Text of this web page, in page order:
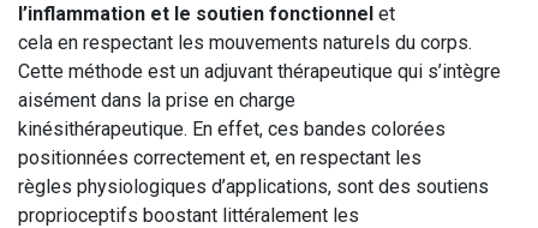
l’inflammation et le soutien fonctionnel et
cela en respectant les mouvements naturels du corps.
Cette méthode est un adjuvant thérapeutique qui s’intègre
aisément dans la prise en charge
kinésithérapeutique. En effet, ces bandes colorées
positionnées correctement et, en respectant les
règles physiologiques d’applications, sont des soutiens
proprioceptifs boostant littéralement les